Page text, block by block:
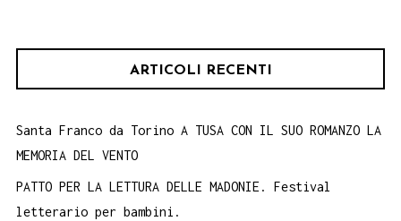
ARTICOLI RECENTI
Santa Franco da Torino A TUSA CON IL SUO ROMANZO LA
MEMORIA DEL VENTO
PATTO PER LA LETTURA DELLE MADONIE. Festival
letterario per bambini.